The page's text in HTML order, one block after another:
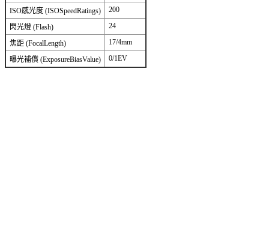
ISO感光度 (ISOSpeedRatings) 200
閃光燈 (Flash) 24
焦距 (FocalLength) 17/4mm
曝光補償 (ExposureBiasValue) 0/1EV